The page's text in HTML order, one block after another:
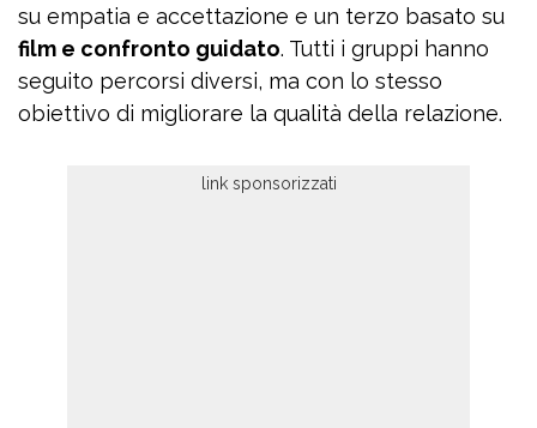
su empatia e accettazione e un terzo basato su
film e confronto guidato. Tutti i gruppi hanno
seguito percorsi diversi, ma con lo stesso
obiettivo di migliorare la qualità della relazione.